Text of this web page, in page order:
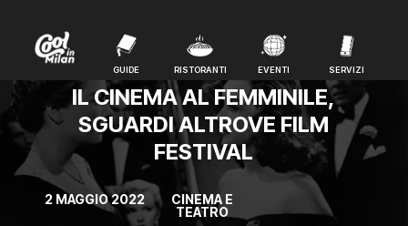
GUIDE RISTORANTI EVENTI SERVIZI
GUIDE RISTORANTI EVENTI SERVIZI
IL CINEMA AL FEMMINILE,
SGUARDI ALTROVE FILM
FESTIVAL
2 MAGGIO 2022
CINEMA E
TEATRO